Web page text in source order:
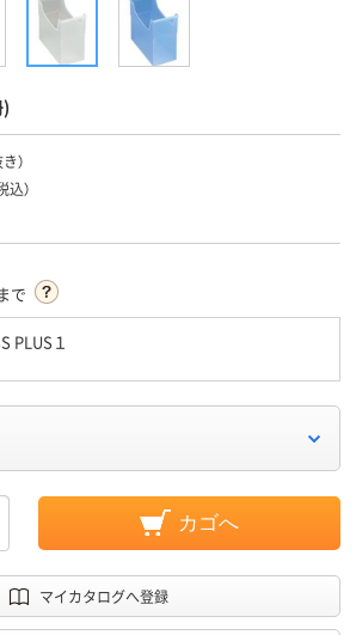
）
込）
で
PLUS１
カゴへ
マイカタログへ登録